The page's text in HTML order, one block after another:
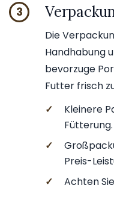
3
Die
Handhabung
bevorzuge
Futter frisch
✓
Kleinere
Fütterung.
✓
Preis-
✓
Achten